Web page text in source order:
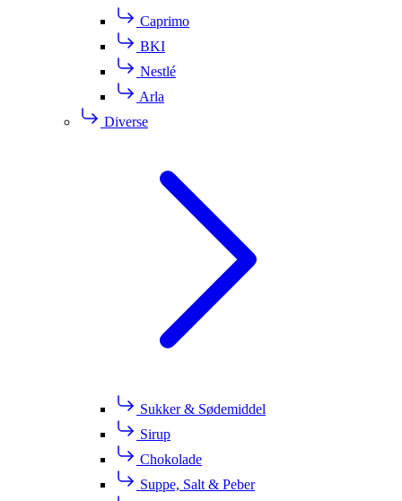
Caprimo
BKI
Nestlé
Arla
Diverse
Sukker & Sødemiddel
Sirup
Chokolade
Suppe, Salt & Peber